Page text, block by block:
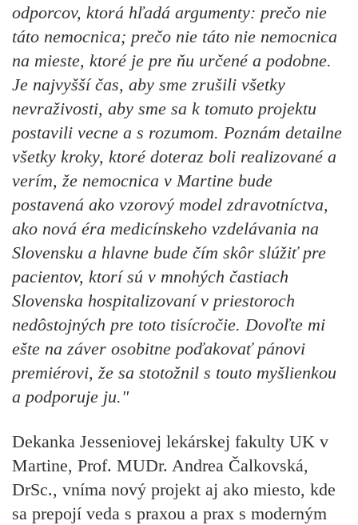
odporcov, ktorá hľadá argumenty: prečo nie
táto nemocnica; prečo nie táto nie nemocnica
na mieste, ktoré je pre ňu určené a podobne.
Je najvyšší čas, aby sme zrušili všetky
nevraživosti, aby sme sa k tomuto projektu
postavili vecne a s rozumom. Poznám detailne
všetky kroky, ktoré doteraz boli realizované a
verím, že nemocnica v Martine bude
postavená ako vzorový model zdravotníctva,
ako nová éra medicínskeho vzdelávania na
Slovensku a hlavne bude čím skôr slúžiť pre
pacientov, ktorí sú v mnohých častiach
Slovenska hospitalizovaní v priestoroch
nedôstojných pre toto tisícročie. Dovoľte mi
ešte na záver osobitne poďakovať pánovi
premiérovi, že sa stotožnil s touto myšlienkou
a podporuje ju."
Dekanka Jesseniovej lekárskej fakulty UK v
Martine, Prof. MUDr. Andrea Čalkovská,
DrSc., vníma nový projekt aj ako miesto, kde
sa prepojí veda s praxou a prax s moderným